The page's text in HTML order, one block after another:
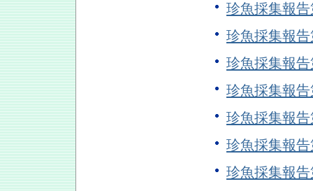
珍魚採集報
珍魚採集報
珍魚採集報
珍魚採集報
珍魚採集報
珍魚採集報
珍魚採集報